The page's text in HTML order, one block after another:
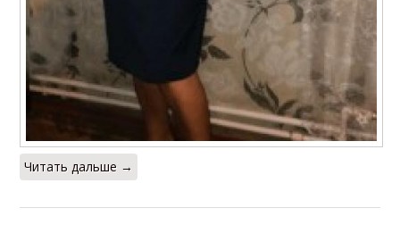
Читать дальше →